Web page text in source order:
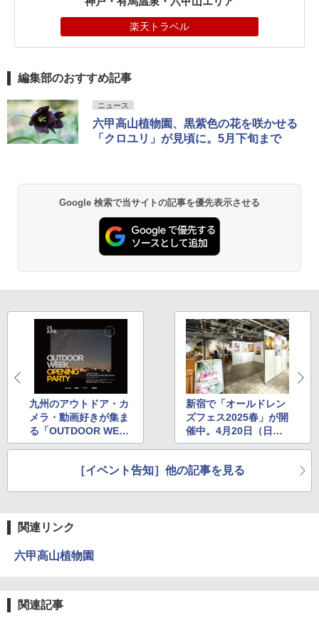
楽天トラベル
編集部のおすすめ記事
ニュース
六甲高山植物園、黒紫色の花を咲かせる
「クロユリ」が見頃に。5月下旬まで
Google 検索で当サイトの記事を優先表示させる
九州のアウトドア・カ
メラ・動画好きが集ま
る「OUTDOOR WEEK
OPENING PARTY」が
新宿で「オールドレン
ズフェス2025春」が開
催中。4月20日（日）
まで
［イベント告知］他の記事を見る
関連リンク
六甲高山植物園
関連記事